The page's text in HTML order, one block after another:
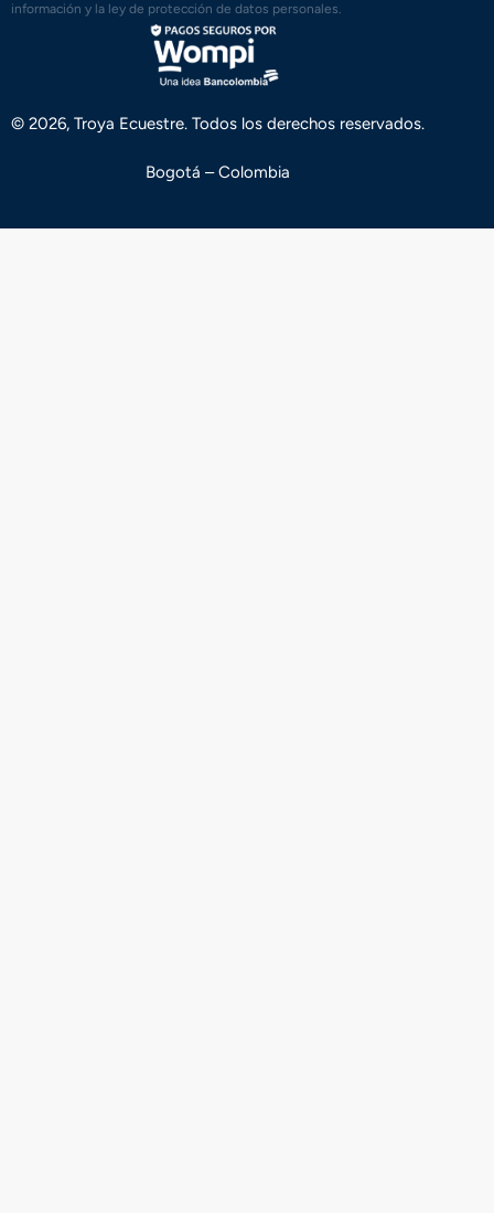
información y la ley de protección de datos personales.
© 2026, Troya Ecuestre. Todos los derechos reservados.
Bogotá – Colombia